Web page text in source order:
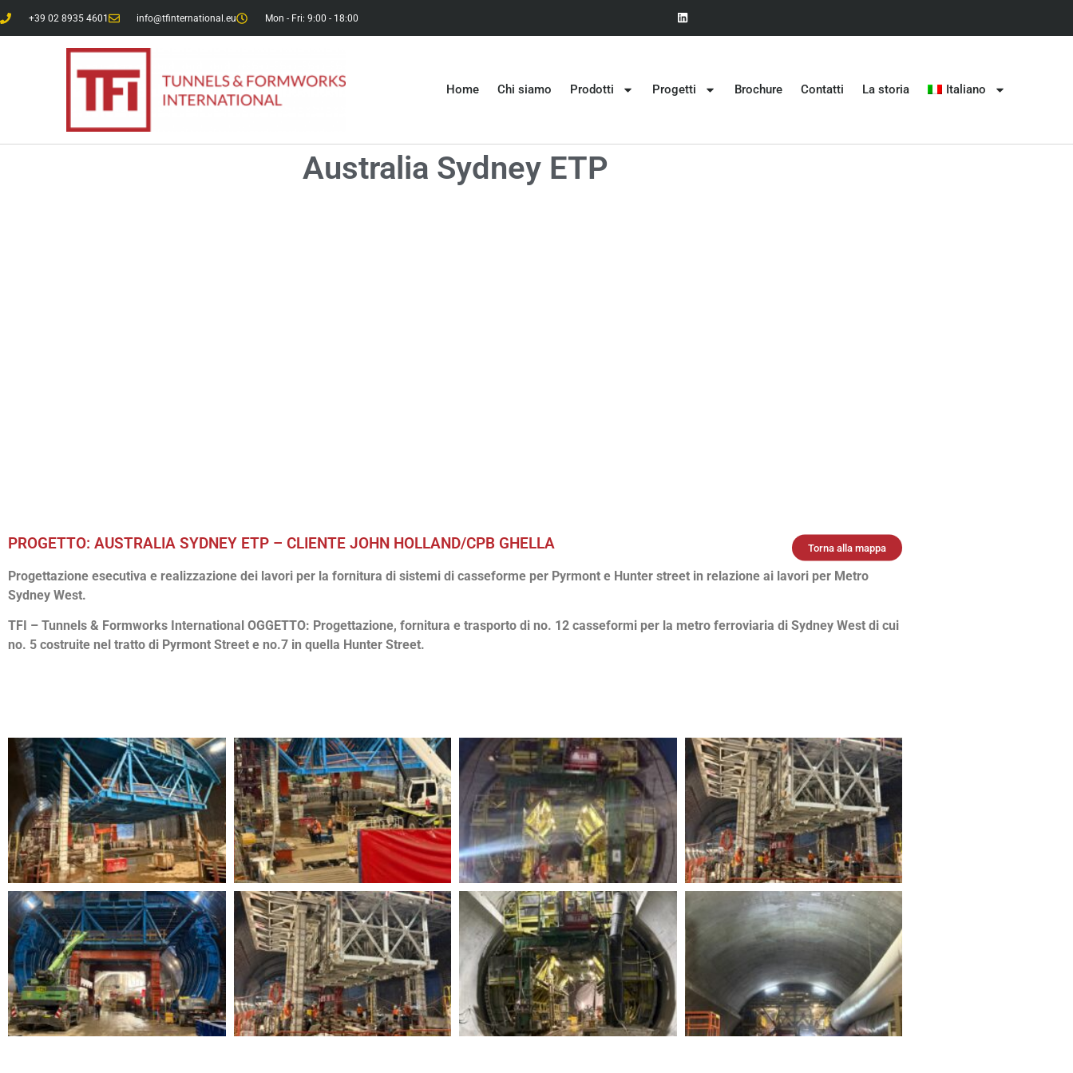
+39 02 8935 4601 info@tfinternational.eu Mon - Fri: 9:00 - 18:00
Home Chi siamo Prodotti Progetti Brochure Contatti La storia Italiano
Australia Sydney ETP
Torna alla mappa
PROGETTO: AUSTRALIA SYDNEY ETP – CLIENTE JOHN HOLLAND/CPB GHELLA
Progettazione esecutiva e realizzazione dei lavori per la fornitura di sistemi di casseforme per Pyrmont e Hunter street in relazione ai lavori per Metro
Sydney West.
TFI – Tunnels & Formworks International OGGETTO: Progettazione, fornitura e trasporto di no. 12 casseformi per la metro ferroviaria di Sydney West di cui
no. 5 costruite nel tratto di Pyrmont Street e no.7 in quella Hunter Street.